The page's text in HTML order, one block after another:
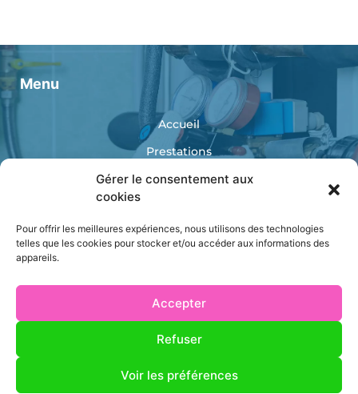
Gérer le consentement aux
cookies
Pour offrir les meilleures expériences, nous utilisons des technologies
telles que les cookies pour stocker et/ou accéder aux informations des
appareils.
Accepter
Refuser
Voir les préférences
Menu
Accueil
Prestations
Réalisations
Contact
Mentions légales
Politique de confidentialité